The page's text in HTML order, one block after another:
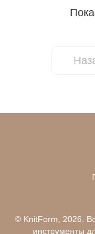
© KnitForm, 2026.
инструменты